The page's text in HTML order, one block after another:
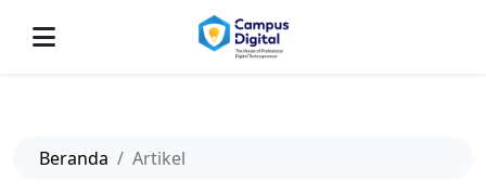
Beranda Artikel